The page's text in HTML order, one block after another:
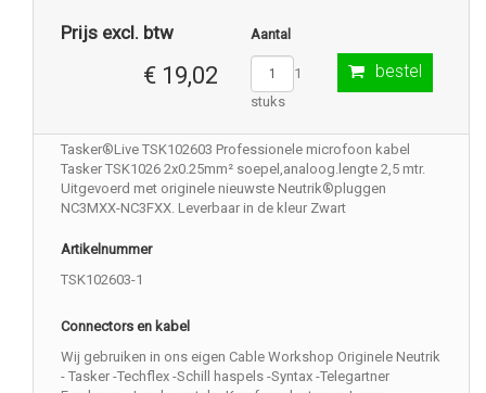
Prijs excl. btw
€ 19,02
Aantal
1
stuks
bestel
Tasker®Live TSK102603 Professionele microfoon kabel
Tasker TSK1026 2x0.25mm² soepel,analoog.lengte 2,5 mtr.
Uitgevoerd met originele nieuwste Neutrik®pluggen
NC3MXX-NC3FXX. Leverbaar in de kleur Zwart
Artikelnummer
TSK102603-1
Connectors en kabel
Wij gebruiken in ons eigen Cable Workshop Originele Neutrik
- Tasker -Techflex -Schill haspels -Syntax -Telegartner